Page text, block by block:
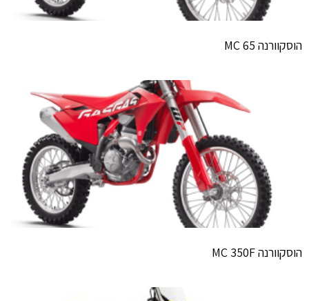
הוסקוורנה 65 MC
הוסקוורנה MC 350F